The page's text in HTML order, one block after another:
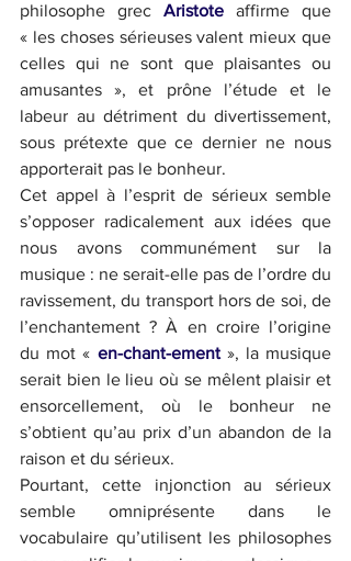
philosophe grec Aristote affirme que
« les choses sérieuses valent mieux que
celles qui ne sont que plaisantes ou
amusantes », et prône l’étude et le
labeur au détriment du divertissement,
sous prétexte que ce dernier ne nous
apporterait pas le bonheur.
Cet appel à l’esprit de sérieux semble
s’opposer radicalement aux idées que
nous avons communément sur la
musique : ne serait-elle pas de l’ordre du
ravissement, du transport hors de soi, de
l’enchantement ? À en croire l’origine
du mot « en-chant-ement », la musique
serait bien le lieu où se mêlent plaisir et
ensorcellement, où le bonheur ne
s’obtient qu’au prix d’un abandon de la
raison et du sérieux.
Pourtant, cette injonction au sérieux
semble omniprésente dans le
vocabulaire qu’utilisent les philosophes